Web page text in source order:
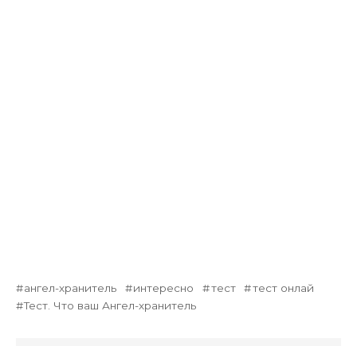
ангел-хранитель интересно тест
тест онлай
Тест. Что ваш Ангел-хранитель